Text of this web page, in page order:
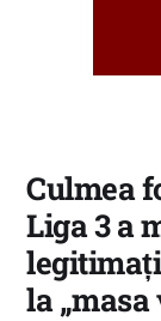
Culmea
Liga 3 a
la „masa